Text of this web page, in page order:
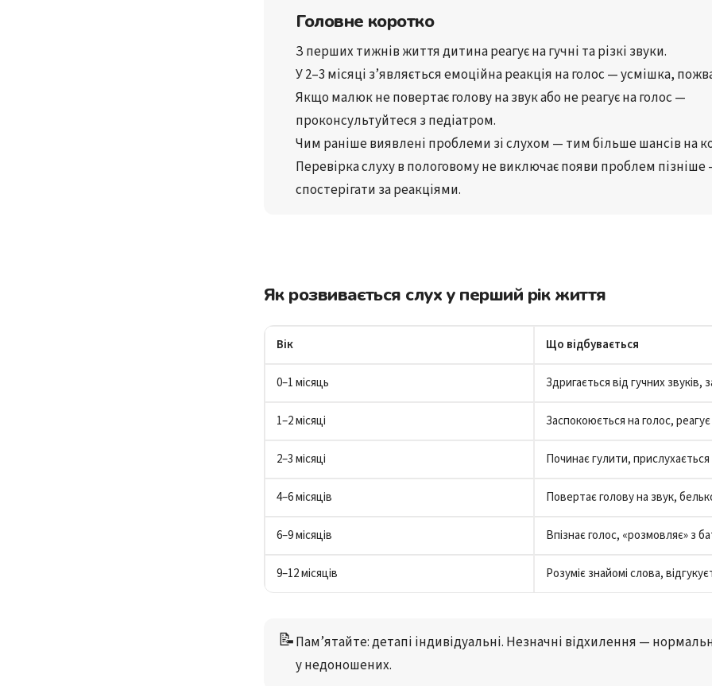
Головне коротко
З перших тижнів життя дитина реагує на гучні та різкі звуки.
У 2–3 місяці з’являється емоційна реакція на голос — усмішка,
проконсультуйтеся з педіатром.
Чим раніше виявлені проблеми зі слухом — тим більше шансів на
Перевірка слуху в пологовому не виключає появи проблем пізніше
спостерігати за реакціями.
Як розвивається слух у перший рік життя
Вік Що відбувається
0–1 місяць Здригається від гучних звуків,
1–2 місяці Заспокоюється на голос,
2–3 місяці Починає гулити, прислухається
4–6 місяців Повертає голову на звук,
6–9 місяців Впізнає голос, «розмовляє» з
9–12 місяців Розуміє знайомі слова,
📝Пам’ятайте: детапі індивідуальні. Незначні відхилення —
у недоношених.